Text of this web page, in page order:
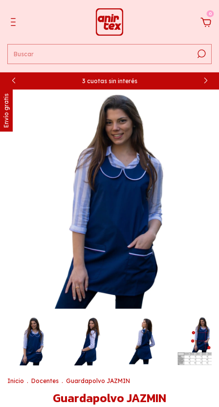
0
3 cuotas sin interés
Envío gratis
Inicio . Docentes . Guardapolvo JAZMIN
Guardapolvo JAZMIN